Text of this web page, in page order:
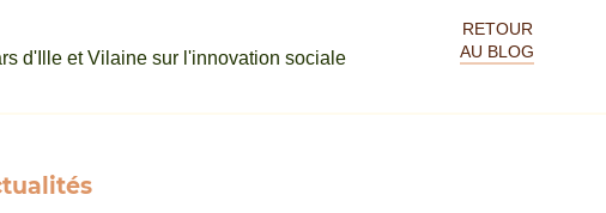
d'Ille et Vilaine sur l'innovation sociale
RETOUR
AU BLOG